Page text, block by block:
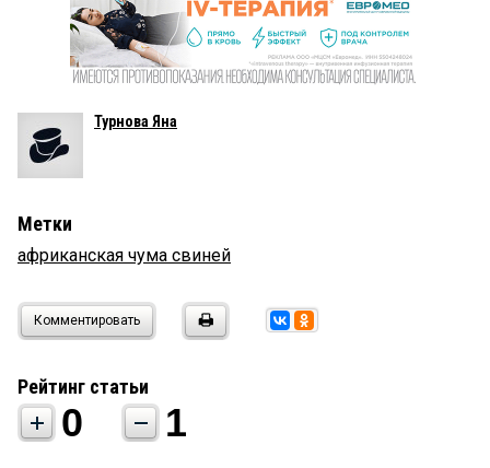
Турнова Яна
Метки
африканская чума свиней
Комментировать
Рейтинг статьи
0 1